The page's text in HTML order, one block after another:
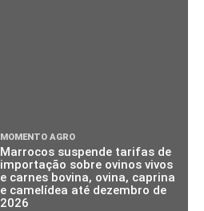
MOMENTO AGRO
Marrocos suspende tarifas de
importação sobre ovinos vivos
e carnes bovina, ovina, caprina
e camelídea até dezembro de
2026